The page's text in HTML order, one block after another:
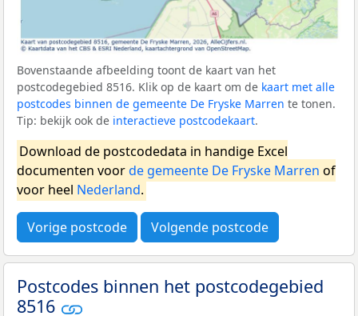
Bovenstaande afbeelding toont de kaart van het
postcodegebied 8516. Klik op de kaart om de kaart met alle
postcodes binnen de gemeente De Fryske Marren te tonen.
Tip: bekijk ook de interactieve postcodekaart.
Download de postcodedata in handige Excel
documenten voorde gemeente De Fryske Marren of
voor heel Nederland.
Vorige postcode Volgende postcode
Postcodes binnen het postcodegebied
8516